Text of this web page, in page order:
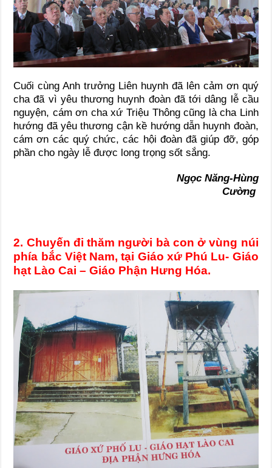
Cuối cùng Anh trưởng Liên huynh đã lên cảm ơn quý
cha đã vì yêu thương huynh đoàn đã tới dâng lễ cầu
nguyện, cám ơn cha xứ Triệu Thông cũng là cha Linh
hướng đã yêu thương cận kề hướng dẫn huynh đoàn,
cám ơn các quý chức, các hội đoàn đã giúp đỡ, góp
phần cho ngày lễ được long trọng sốt sắng.
Ngọc Năng-Hùng
Cường
2. Chuyến đi thăm người bà con ở vùng núi
phía bắc Việt Nam, tại Giáo xứ Phú Lu- Giáo
hạt Lào Cai – Giáo Phận Hưng Hóa.